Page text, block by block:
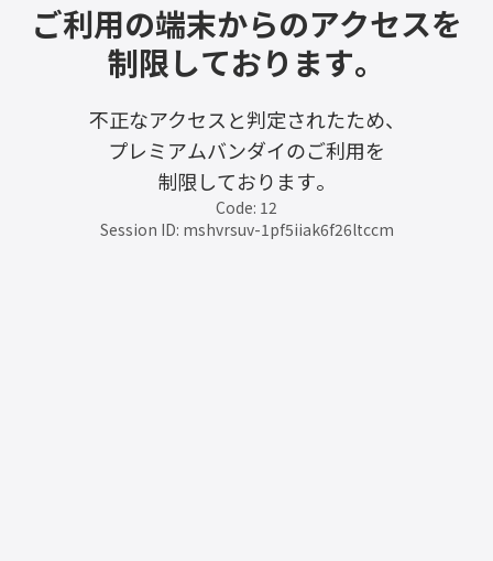
ご利用の端末からのアクセスを
制限しております。
不正なアクセスと判定されたため、
プレミアムバンダイのご利用を
制限しております。
Code: 12
Session ID: mshvrsuv-1pf5iiak6f26ltccm